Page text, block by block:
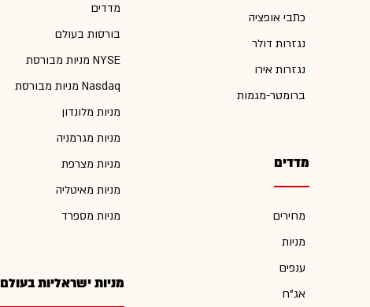
כתבי אופציה
נגזרות דולר
נגזרות אירו
ברומטר-מגמות
מדדים
מחירים
מניות
ענפים
אג"ח
מדדים
בורסות בעולם
מניות מבורסת NYSE
מניות מבורסת Nasdaq
מניות מלונדון
מניות מגרמניה
מניות מצרפת
מניות מאיטליה
מניות מספרד
מניות ישראליות בעולם